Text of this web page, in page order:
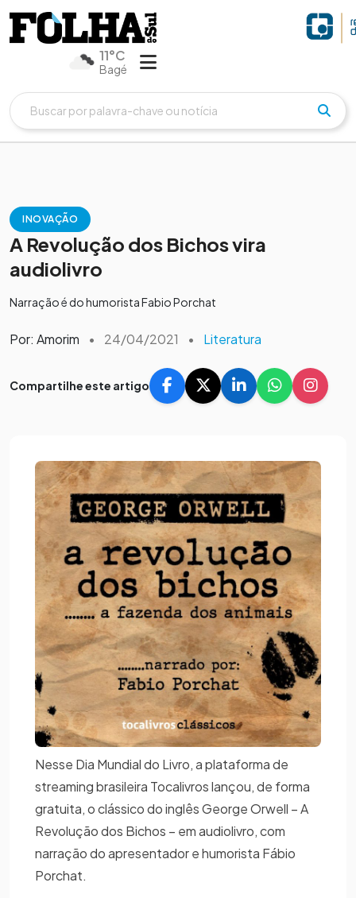
11°C
Bagé
INOVAÇÃO
A Revolução dos Bichos vira
audiolivro
Narração é do humorista Fabio Porchat
Por: Amorim • 24/04/2021 • Literatura
Compartilhe este artigo
Nesse Dia Mundial do Livro, a plataforma de
streaming brasileira Tocalivros lançou, de forma
gratuita, o clássico do inglês George Orwell – A
Revolução dos Bichos – em audiolivro, com
narração do apresentador e humorista Fábio
Porchat.